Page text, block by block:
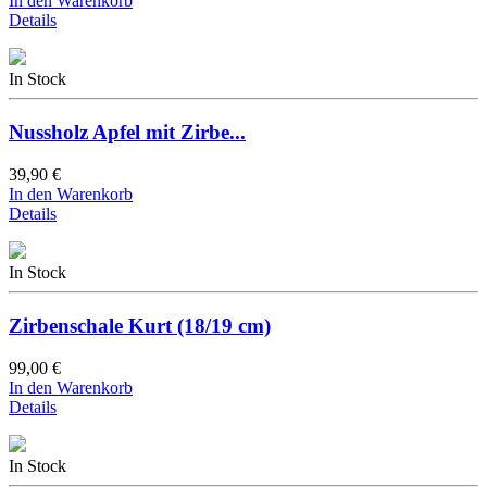
Details
In Stock
Nussholz Apfel mit Zirbe...
39,90 €
In den Warenkorb
Details
In Stock
Zirbenschale Kurt (18/19 cm)
99,00 €
In den Warenkorb
Details
In Stock